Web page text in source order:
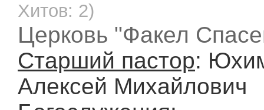
Хитов: 2)
Церковь "Факел
Старший пастор:
Алексей Михайлович